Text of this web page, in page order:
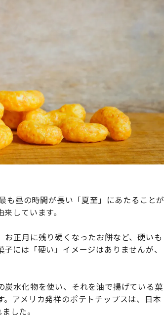
も昼の時間が長い「夏至」にあたることが
しています。
お正月に残り硬くなったお餅など、硬いも
には「硬い」イメージはありませんが、
炭水化物を使い、それを油で揚げている菓
アメリカ発祥のポテトチップスは、日本
した。